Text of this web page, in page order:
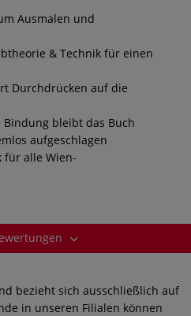
Ausmalen und
& Technik für einen
Durchdrücken auf die
bleibt das Buch
aufgeschlagen
für alle Wien-
bezieht sich ausschließlich auf
in unseren Filialen können